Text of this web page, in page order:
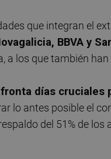
que integran el
BBVA y
a los que también
días cruciales
lo antes posible el
del 51% de